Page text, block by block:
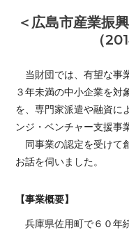
＜広島市産業振
（
当財団では、有望な事
３年未満の中小企業を対
を、専門家派遣や融資に
ンジ・ベンチャー支援事
同事業の認定を受けて
お話を伺いました。
【事業概要】
兵庫県佐用町で６０年